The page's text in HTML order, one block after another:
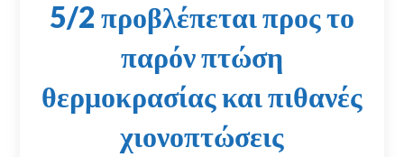
5/2 προβλέπεται προς το
παρόν πτώση
θερμοκρασίας και πιθανές
χιονοπτώσεις